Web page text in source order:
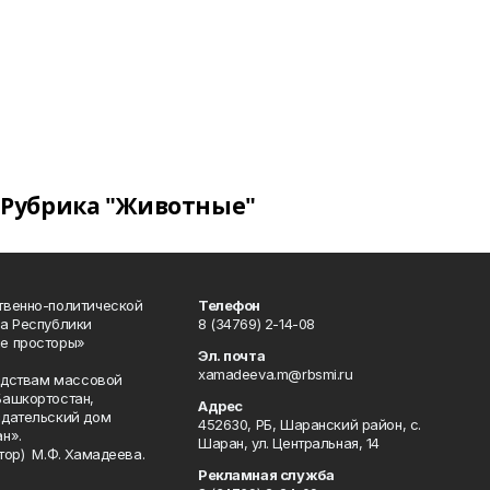
Рубрика "Животные"
политической
Республики
просторы»
массовой
дом
М.Ф. Хамадеева.
Телефон
8 (34769) 2-14-08
Эл. почта
xamadeeva.m@rbsmi.ru
Адрес
452630, РБ, Шаранский район, с.
Шаран, ул. Центральная, 14
Рекламная служба